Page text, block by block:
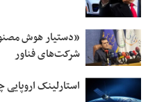
«دستیار هوش
شرکت‌های فناور
استارلینک